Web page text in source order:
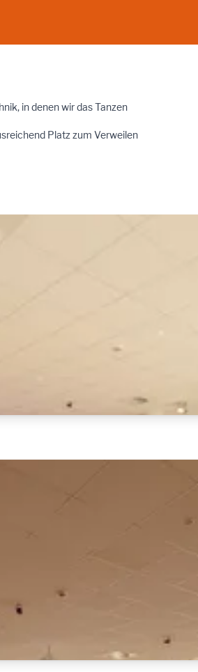
in denen wir das Tanzen
Platz zum Verweilen